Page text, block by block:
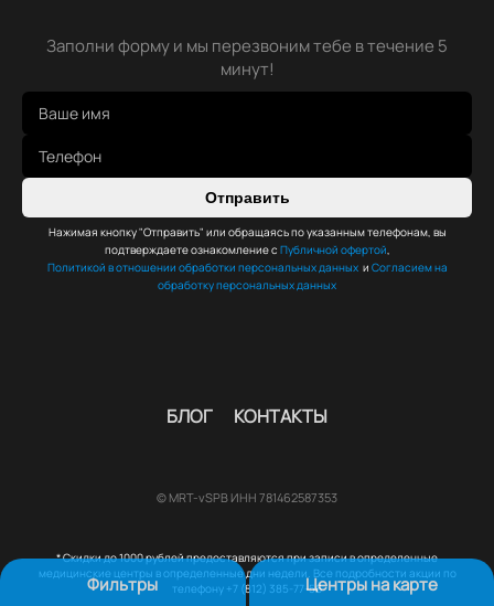
Фильтры Центры на карте
Заполни форму и мы перезвоним тебе в течение 5
минут!
Отправить
Нажимая кнопку "Отправить" или обращаясь по указанным телефонам, вы
подтверждаете ознакомление с Публичной офертой
Политикой в отношении обработки персональных данных и Согласием на
обработку персональных данных
БЛОГ КОНТАКТЫ
© MRT-vSPB ИНН 781462587353
* Скидки до 1000 рублей предоставляются при записи в определенные
медицинские центры в определенные дни недели. Все подробности акции по
телефону +7 (812) 385-77-56